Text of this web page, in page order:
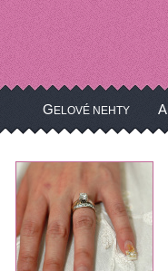
G ELOVÉ NEHTY A